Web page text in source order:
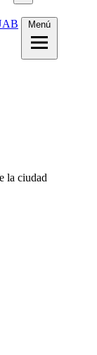
Menú
la ciudad